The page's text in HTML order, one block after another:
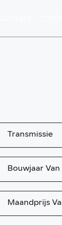
Transmissie
Bouwjaar Van
Maandprijs